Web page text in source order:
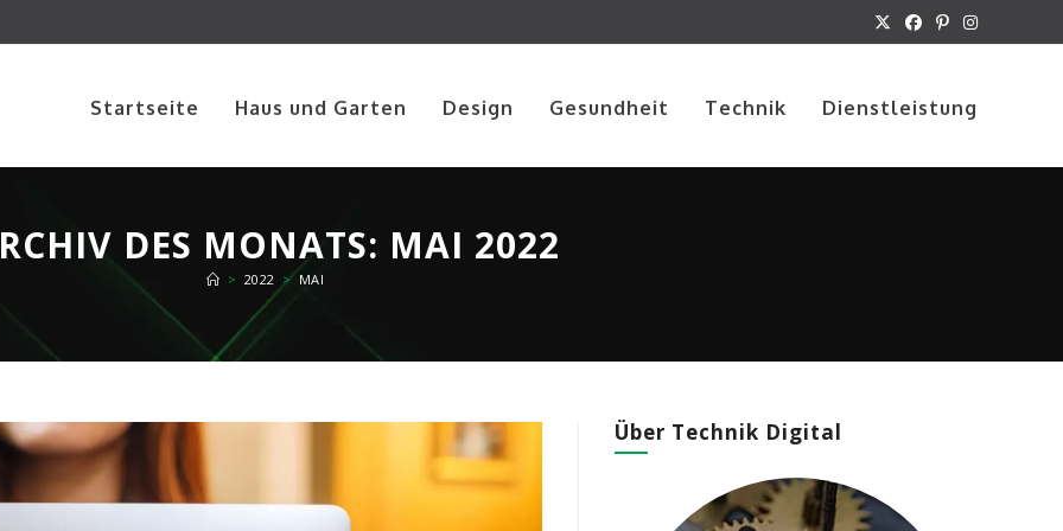
Startseite Haus und Garten Design Gesundheit Technik Dienstleistung
DES MONATS: MAI 2022
> 2022 > MAI
Über Technik Digital